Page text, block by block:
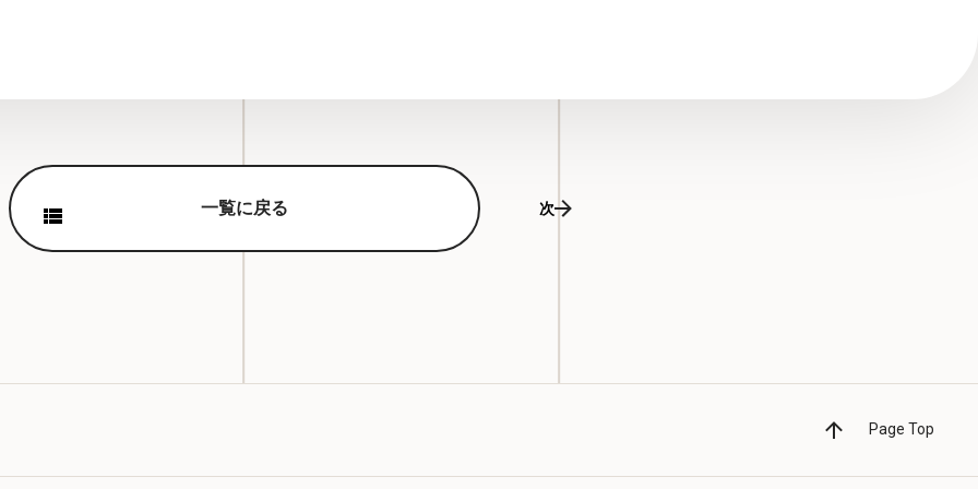
次
一覧に戻る
Page Top